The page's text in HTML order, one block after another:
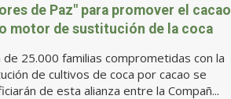
de Paz" para promover el cacao
motor de sustitución de la coca
de 25.000 familias comprometidas con la
de cultivos de coca por cacao se
de esta alianza entre la Compañ...